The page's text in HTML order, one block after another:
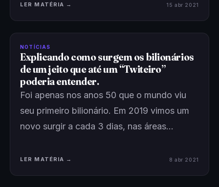
LER MATÉRIA → 15 abr 2021
NOTÍCIAS
Explicando como surgem os bilionários
de um jeito que até um “Twiteiro”
poderia entender.
Foi apenas nos anos 50 que o mundo viu
seu primeiro bilionário. Em 2019 vimos um
novo surgir a cada 3 dias, nas áreas…
LER MATÉRIA → 8 abr 2021